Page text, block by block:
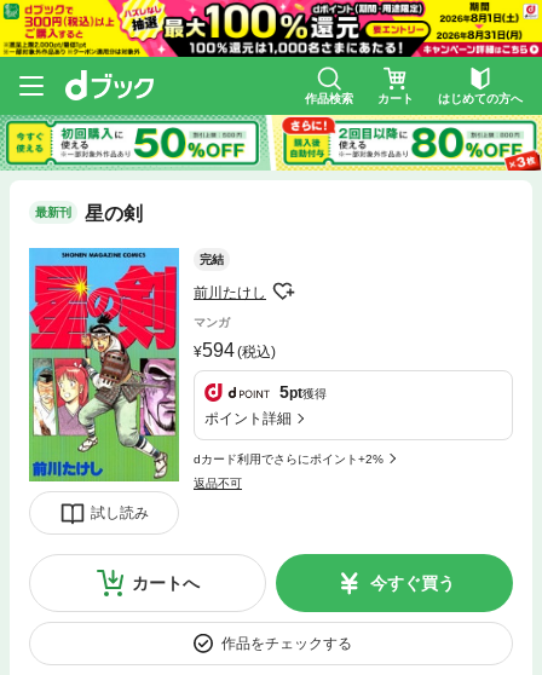
作品検索 カート はじめての方へ
最新刊 星の剣
試し読み
完結
前川たけし
マンガ
594(税込)
5pt獲得
ポイント詳細
dカード利用でさらにポイント+2%
返品不可
カートへ 今すぐ買う
作品をチェックする